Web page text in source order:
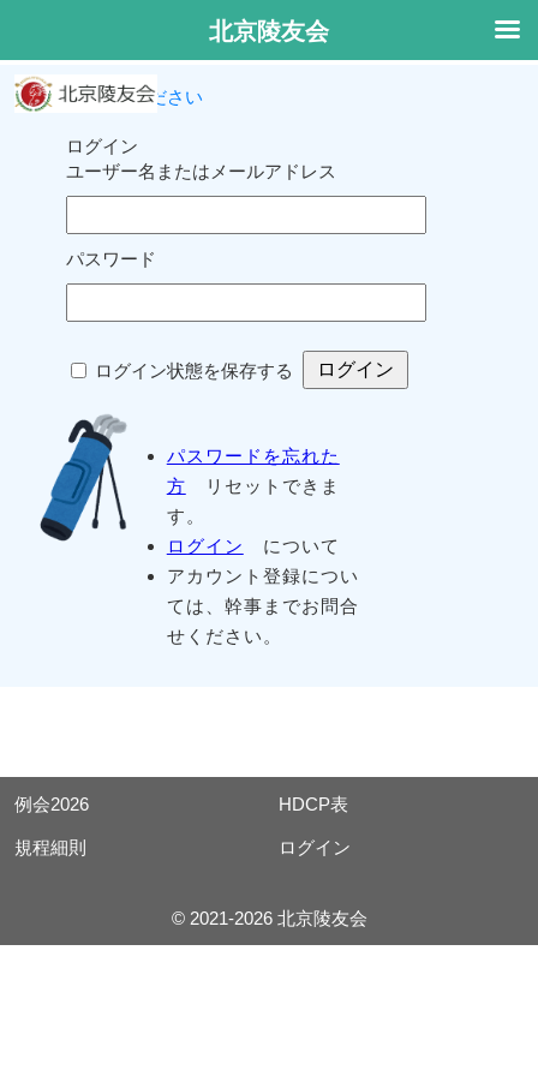
ログインしてください
ログイン
ユーザー名またはメールアドレス
パスワード
ログイン状態を保存する
パスワードを忘れた
方 リセットできま
す。
ログイン
について
アカウント登録につい
ては、幹事までお問合
せください。
例会2026 HDCP表
規程細則 ログイン
© 2021-2026 北京陵友会
北京陵友会